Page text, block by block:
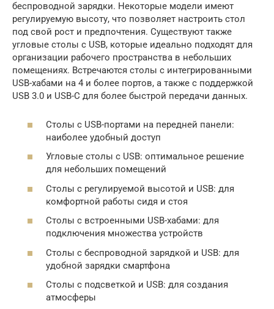
беспроводной зарядки. Некоторые модели имеют
регулируемую высоту, что позволяет настроить стол
под свой рост и предпочтения. Существуют также
угловые столы с USB, которые идеально подходят для
организации рабочего пространства в небольших
помещениях. Встречаются столы с интегрированными
USB-хабами на 4 и более портов, а также с поддержкой
USB 3.0 и USB-C для более быстрой передачи данных.
Столы с USB-портами на передней панели:
наиболее удобный доступ
Угловые столы с USB: оптимальное решение
для небольших помещений
Столы с регулируемой высотой и USB: для
комфортной работы сидя и стоя
Столы с встроенными USB-хабами: для
подключения множества устройств
Столы с беспроводной зарядкой и USB: для
удобной зарядки смартфона
Столы с подсветкой и USB: для создания
атмосферы